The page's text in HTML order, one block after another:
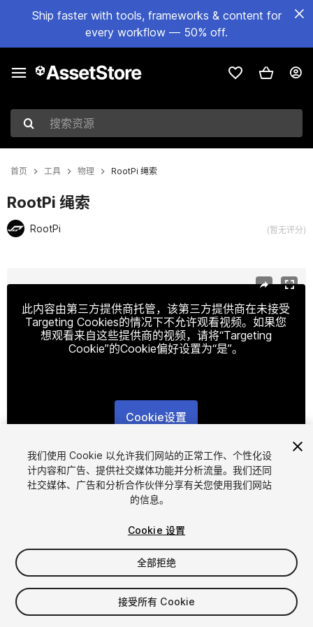
Ship faster with tools, frameworks & content for
every workflow — 50% off.
搜索资源
首页 工具 物理 RootPi 绳索
RootPi 绳索
RootPi (暂无评分)
此内容由第三方提供商托管，该第三方提供商在未接受
Targeting Cookies的情况下不允许观看视频。如果您
想观看来自这些提供商的视频，请将“Targeting
Cookie”的Cookie偏好设置为“是”。
Cookie设置
1/5
$10
席位
我们使用 Cookie 以允许我们网站的正常工作、个性化设
计内容和广告、提供社交媒体功能并分析流量。我们还同
社交媒体、广告和分析合作伙伴分享有关您使用我们网站
的信息。
Cookie 设置
全部拒绝
接受所有 Cookie